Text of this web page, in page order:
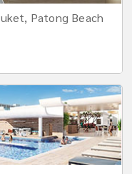
Patong Beach